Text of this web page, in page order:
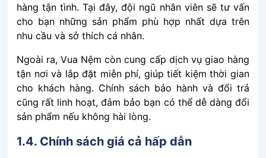
hàng͏͏ tận͏͏ tình.͏͏ Tại͏͏ đây,͏͏ đội͏͏ ngũ͏͏ nhân͏͏ viên͏͏ sẽ͏͏ tư͏͏ vấn͏͏
cho͏͏ bạn͏͏ những͏͏ sản͏͏ phẩm͏͏ phù͏͏ hợp͏͏ nhất͏͏ dựa͏͏ trên͏͏
nhu͏͏ cầu͏͏ và͏͏ sở͏͏ thích͏͏ cá͏͏ nhân.͏͏
Ngoài͏͏ ra,͏͏ Vua͏͏ Nệm͏͏ còn͏͏ cung͏͏ cấp͏͏ dịch͏͏ vụ͏͏ giao͏͏ hàng͏͏
tận͏͏ nơi͏͏ và͏͏ lắp͏͏ đặt͏͏ miễn͏͏ phí,͏͏ giúp͏͏ tiết͏͏ kiệm͏͏ thời͏͏ gian͏͏
cho͏͏ khách͏͏ hàng.͏͏ Chính͏͏ sách͏͏ bảo͏͏ hành͏͏ và͏͏ đổi͏͏ trả͏͏
cũng͏͏ rất͏͏ linh͏͏ hoạt,͏͏ đảm͏͏ bảo͏͏ bạn͏͏ có͏͏ thể͏͏ dễ͏͏ dàng͏͏ đổi͏͏
sản͏͏ phẩm͏͏ nếu͏͏ không͏͏ hài͏͏ lòng.
1.4. Chính͏͏ sách͏͏ giá͏͏ cả͏͏ hấp͏͏ dẫn